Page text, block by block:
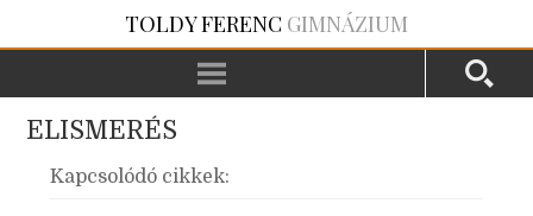
TOLDY FERENC GIMNÁZIUM
ELISMERÉS
Kapcsolódó cikkek: